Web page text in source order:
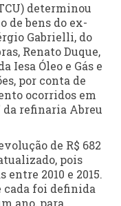
determinou
de bens do ex-
Gabrielli, do
Renato Duque,
Iesa Óleo e Gás e
por conta de
ocorridos em
da refinaria Abreu
de R$ 682
pois
2010 e 2015.
cada foi definida